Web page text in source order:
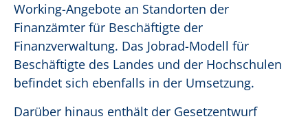
Working-Angebote an Standorten der
Finanzämter für Beschäftigte der
Finanzverwaltung. Das Jobrad-Modell für
Beschäftigte des Landes und der Hochschulen
befindet sich ebenfalls in der Umsetzung.
Darüber hinaus enthält der Gesetzentwurf